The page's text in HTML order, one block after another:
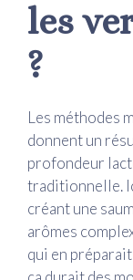
les
?
Les méthodes
donnent un
profondeur
traditionnelle.
créant une
arômes
qui en